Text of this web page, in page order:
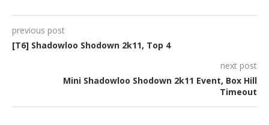
previous post
[T6] Shadowloo Shodown 2k11, Top 4
next post
Mini Shadowloo Shodown 2k11 Event, Box Hill
Timeout